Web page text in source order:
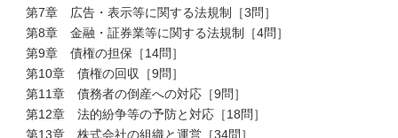
第7章 広告・表示等に関する法規制［3問］
第8章 金融・証券業等に関する法規制［4問］
第9章 債権の担保［14問］
第10章 債権の回収［9問］
第11章 債務者の倒産への対応［9問］
第12章 法的紛争等の予防と対応［18問］
第13章 株式会社の組織と運営［34問］